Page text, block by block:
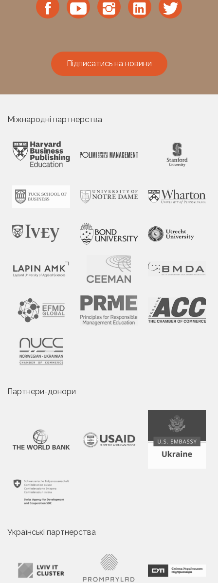
Підписатись на новини
Міжнародні партнерства
Партнери-донори
Українські партнерства